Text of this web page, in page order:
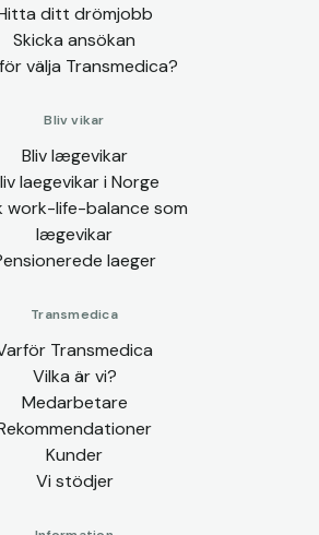
ditt drömjobb
Skicka ansökan
välja Transmedica?
Bliv vikar
Bliv lægevikar
laegevikar i Norge
work-life-balance som
lægevikar
laeger
Transmedica
Transmedica
Vilka är vi?
Medarbetare
Kunder
Vi stödjer